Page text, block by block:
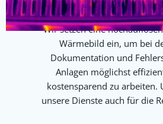
Wir setzen eine
Wärmebild ein, um bei
Dokumentation und
Anlagen möglichst
kostensparend zu arbeiten.
unsere Dienste auch für die